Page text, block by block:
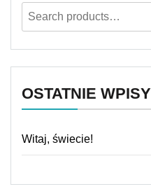
OSTATNIE WPISY
Witaj, świecie!